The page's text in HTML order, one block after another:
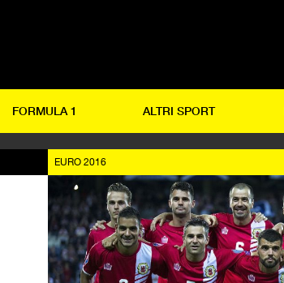
FORMULA 1 ALTRI SPORT
EURO 2016